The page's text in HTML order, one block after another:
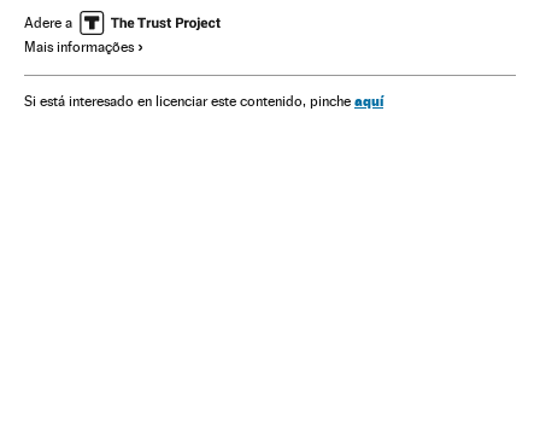
América Latina Empresas
Adere a
Mais informações
Si está interesado en licenciar este contenido, pinche aquí